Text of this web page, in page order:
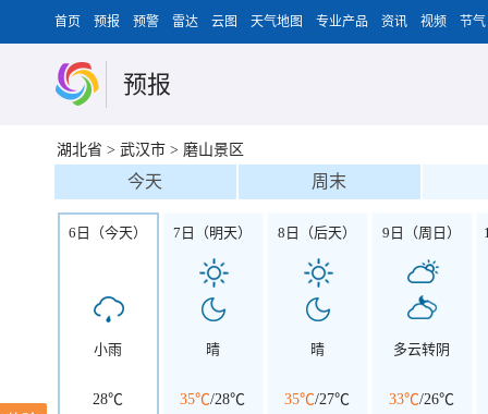
首页 预报 预警 雷达 云图 天气地图 专业产品 资讯 视频 节气
预报
湖北省 > 武汉市 > 磨山景区
今天 周末
6日（今天）
小雨
28℃
7日（明天）
晴
35℃/28℃
8日（后天）
晴
35℃/27℃
9日（周日）
多云转阴
33℃/26℃